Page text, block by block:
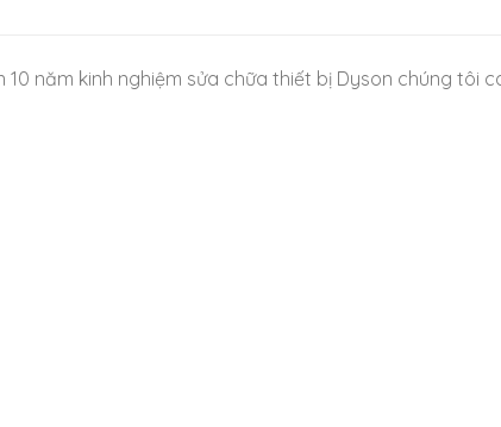
10 năm kinh nghiệm sửa chữa thiết bị Dyson chúng tôi